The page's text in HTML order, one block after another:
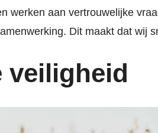
werken aan vertrouwelijke
Dit maakt dat wij
veiligheid